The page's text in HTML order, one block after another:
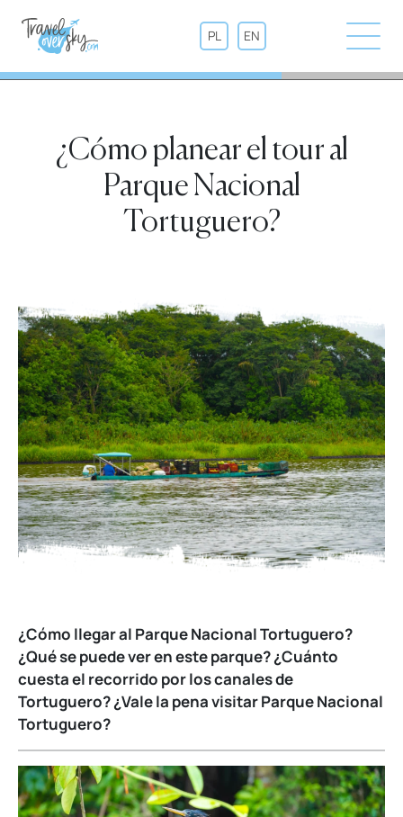
PL EN
¿Cómo planear el tour al
Parque Nacional
Tortuguero?
¿Cómo llegar al Parque Nacional Tortuguero?
¿Qué se puede ver en este parque? ¿Cuánto
cuesta el recorrido por los canales de
Tortuguero? ¿Vale la pena visitar Parque Nacional
Tortuguero?